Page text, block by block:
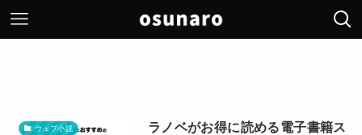
ウェブ小説
ラノベがお得に読める電子書籍ス